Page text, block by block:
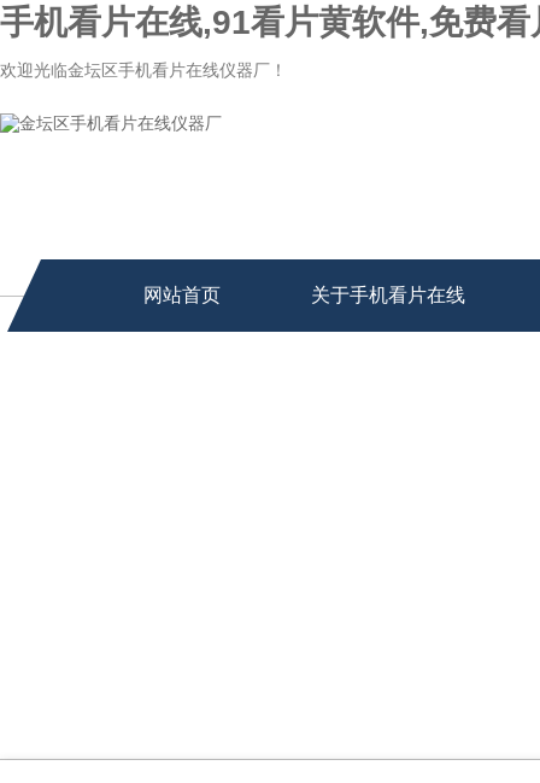
手机看片在线,91看片黄软件,免费
欢迎光临金坛区手机看片在线仪器厂！
网站首页 关于手机看片在线